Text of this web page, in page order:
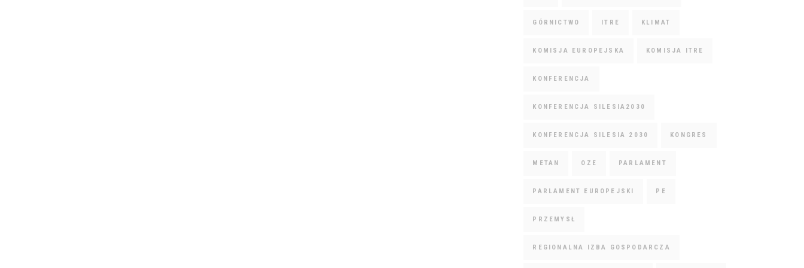
GÓRNICTWO ITRE KLIMAT
KOMISJA EUROPEJSKA KOMISJA ITRE
KONFERENCJA
KONFERENCJA SILESIA2030
KONFERENCJA SILESIA 2030 KONGRES
METAN OZE PARLAMENT
PARLAMENT EUROPEJSKI PE
PRZEMYSŁ
REGIONALNA IZBA GOSPODARCZA